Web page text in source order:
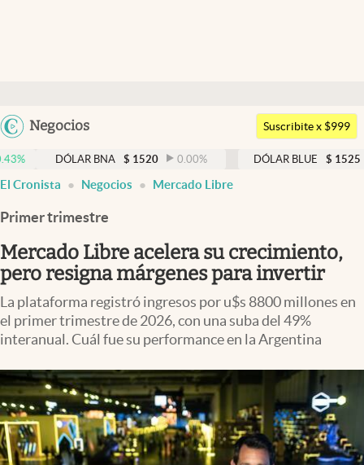
Argentina
Uruguay
Negocios
Members
Economía y Política
Finanzas y Mercados
Mercados Online
Negocios
Columnistas
Otras secciones
Apertura
Infotechnology
Clase
Clima
Suscribite x $999
DÓLAR BNA $ 1520 0.00% DÓLAR BLUE $ 1525 -0.33%
El Cronista Negocios Mercado Libre
Primer trimestre
Mercado Libre acelera su crecimiento,
pero resigna márgenes para invertir
La plataforma registró ingresos por u$s 8800 millones en
el primer trimestre de 2026, con una suba del 49%
interanual. Cuál fue su performance en la Argentina